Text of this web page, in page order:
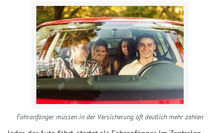
Fahranfänger müssen in der Versicherung oft deutlich mehr zahlen